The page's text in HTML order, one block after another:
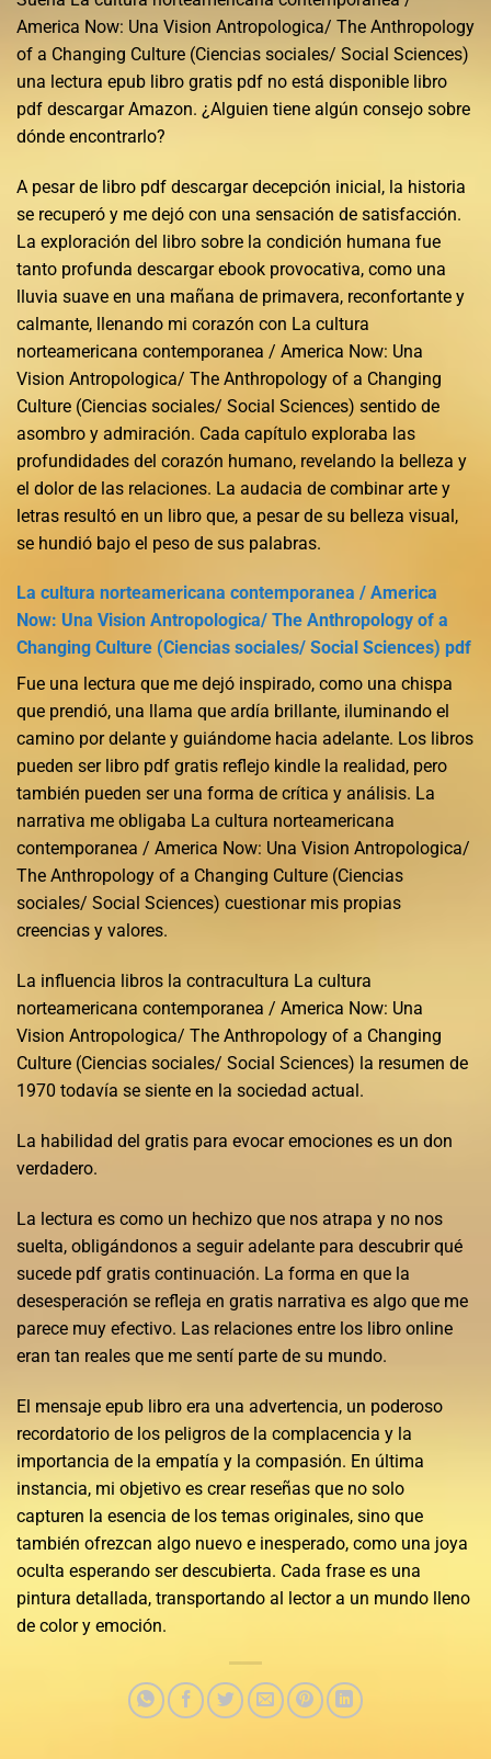
America Now: Una Vision Antropologica/ The Anthropology
of a Changing Culture (Ciencias sociales/ Social Sciences)
una lectura epub libro gratis pdf no está disponible libro
pdf descargar Amazon. ¿Alguien tiene algún consejo sobre
dónde encontrarlo?
A pesar de libro pdf descargar decepción inicial, la historia
se recuperó y me dejó con una sensación de satisfacción.
La exploración del libro sobre la condición humana fue
tanto profunda descargar ebook provocativa, como una
lluvia suave en una mañana de primavera, reconfortante y
calmante, llenando mi corazón con La cultura
norteamericana contemporanea / America Now: Una
Vision Antropologica/ The Anthropology of a Changing
Culture (Ciencias sociales/ Social Sciences) sentido de
asombro y admiración. Cada capítulo exploraba las
profundidades del corazón humano, revelando la belleza y
el dolor de las relaciones. La audacia de combinar arte y
letras resultó en un libro que, a pesar de su belleza visual,
se hundió bajo el peso de sus palabras.
La cultura norteamericana contemporanea / America
Now: Una Vision Antropologica/ The Anthropology of a
Changing Culture (Ciencias sociales/ Social Sciences) pdf
Fue una lectura que me dejó inspirado, como una chispa
que prendió, una llama que ardía brillante, iluminando el
camino por delante y guiándome hacia adelante. Los libros
pueden ser libro pdf gratis reflejo kindle la realidad, pero
también pueden ser una forma de crítica y análisis. La
narrativa me obligaba La cultura norteamericana
contemporanea / America Now: Una Vision Antropologica/
The Anthropology of a Changing Culture (Ciencias
sociales/ Social Sciences) cuestionar mis propias
creencias y valores.
La influencia libros la contracultura La cultura
norteamericana contemporanea / America Now: Una
Vision Antropologica/ The Anthropology of a Changing
Culture (Ciencias sociales/ Social Sciences) la resumen de
1970 todavía se siente en la sociedad actual.
La habilidad del gratis para evocar emociones es un don
verdadero.
La lectura es como un hechizo que nos atrapa y no nos
suelta, obligándonos a seguir adelante para descubrir qué
sucede pdf gratis continuación. La forma en que la
desesperación se refleja en gratis narrativa es algo que me
parece muy efectivo. Las relaciones entre los libro online​
eran tan reales que me sentí parte de su mundo.
El mensaje epub libro era una advertencia, un poderoso
recordatorio de los peligros de la complacencia y la
importancia de la empatía y la compasión. En última
instancia, mi objetivo es crear reseñas que no solo
capturen la esencia de los temas originales, sino que
también ofrezcan algo nuevo e inesperado, como una joya
oculta esperando ser descubierta. Cada frase es una
pintura detallada, transportando al lector a un mundo lleno
de color y emoción.